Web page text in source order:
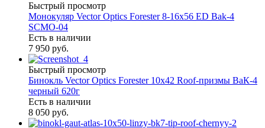
Быстрый просмотр
Монокуляр Vector Optics Forester 8-16х56 ED Bak-4
SCMO-04
Есть в наличии
7 950 руб.
Быстрый просмотр
Бинокль Vector Optics Forester 10x42 Roof-призмы ВaК-4
черный 620г
Есть в наличии
8 050 руб.